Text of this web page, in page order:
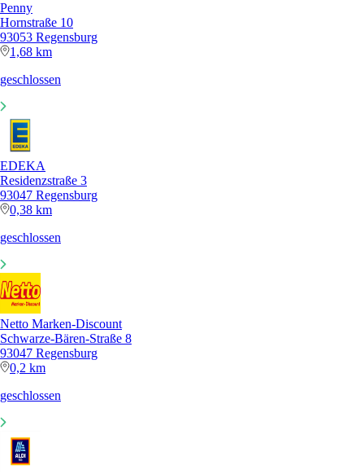
Penny
Hornstraße 10
93053 Regensburg
1,68 km
geschlossen
EDEKA
Residenzstraße 3
93047 Regensburg
0,38 km
geschlossen
Netto Marken-Discount
Schwarze-Bären-Straße 8
93047 Regensburg
0,2 km
geschlossen